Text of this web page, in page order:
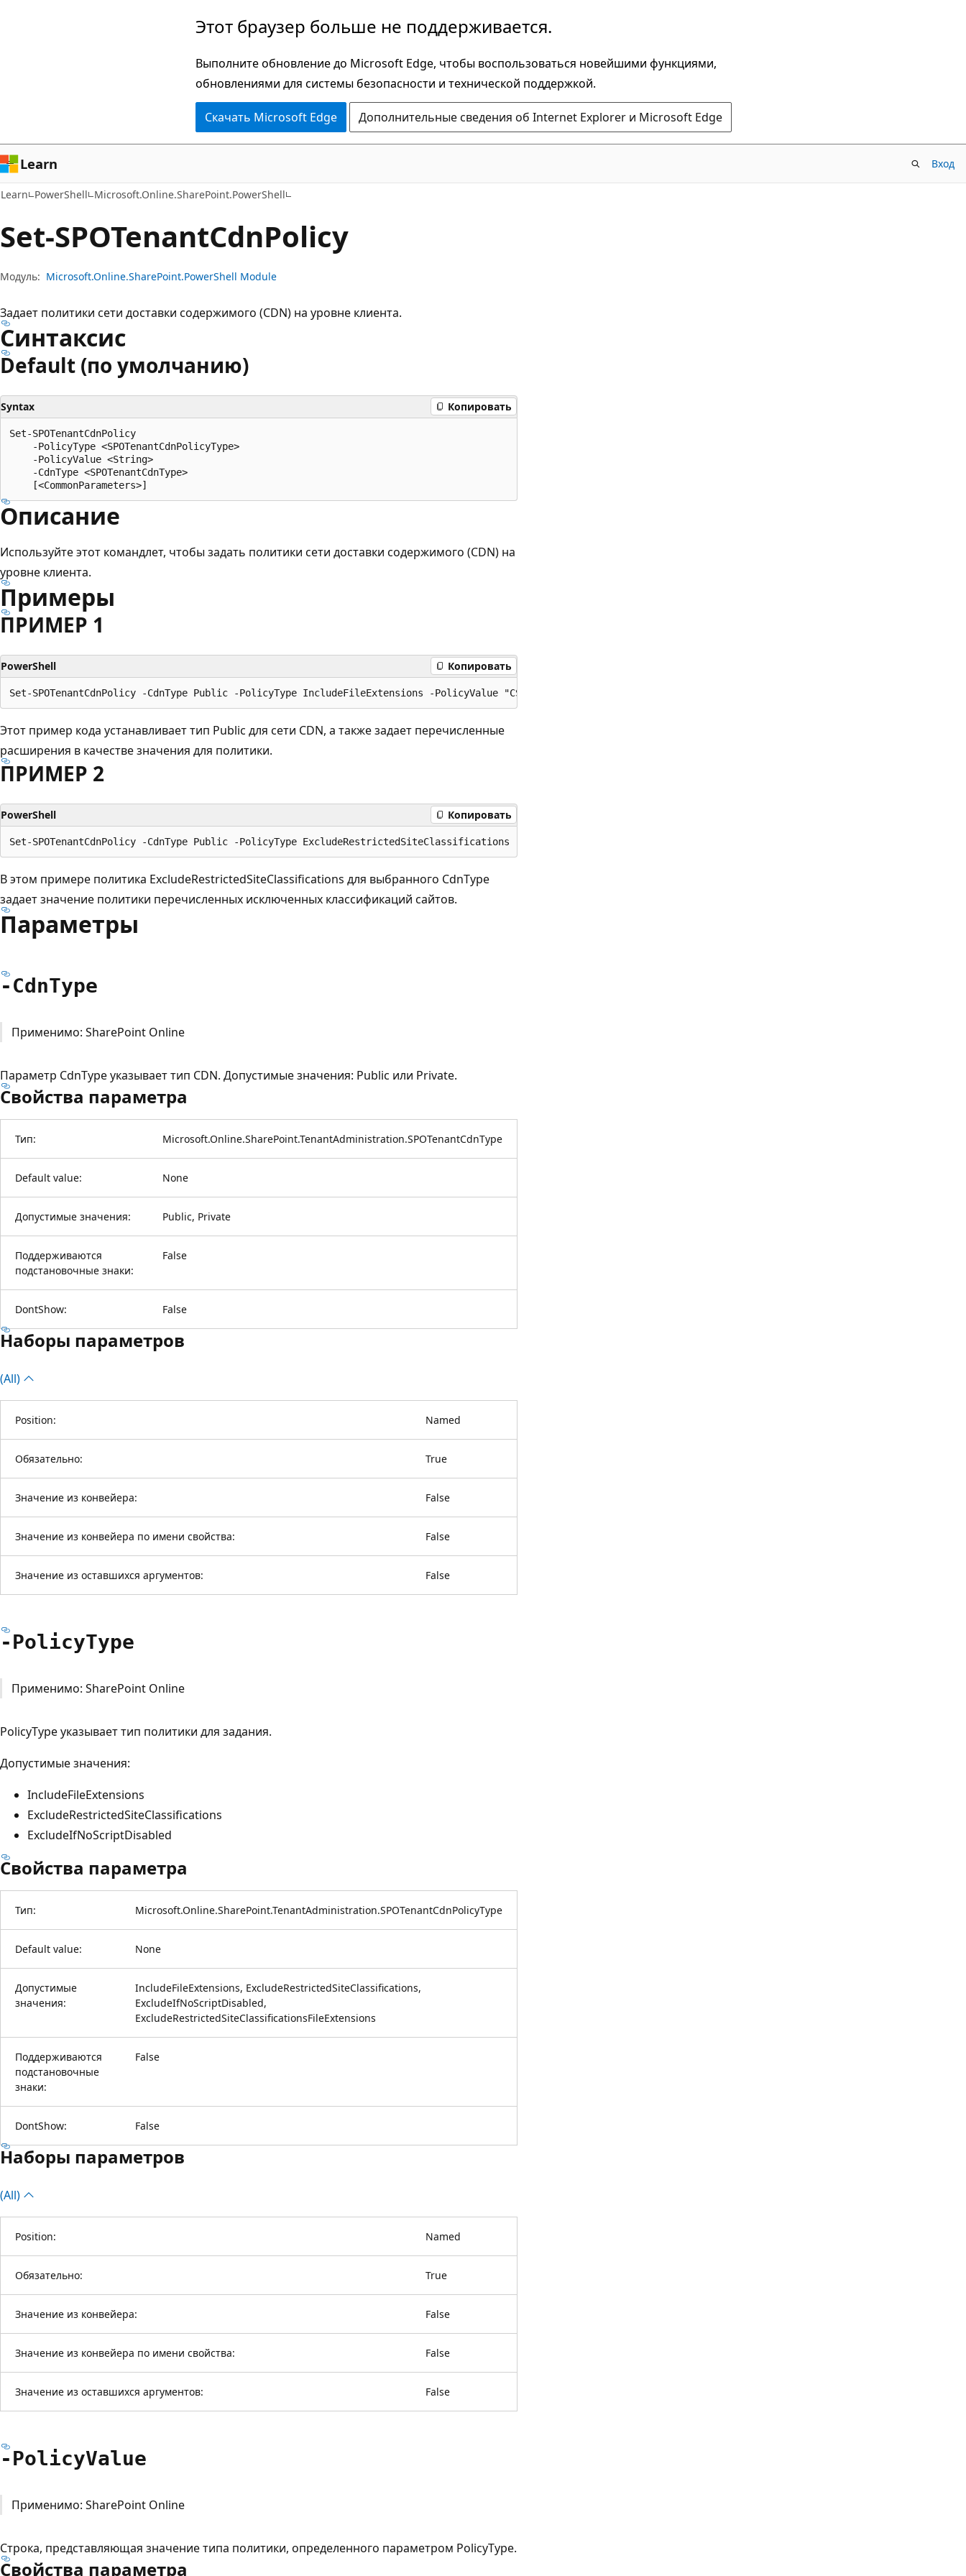
Этот браузер больше не поддерживается.
Выполните обновление до Microsoft Edge, чтобы воспользоваться новейшими функциями,
обновлениями для системы безопасности и технической поддержкой.
Скачать Microsoft Edge Дополнительные сведения об Internet Explorer и Microsoft Edge
Learn Вход
Learn PowerShell Microsoft.Online.SharePoint.PowerShell
Set-SPOTenantCdnPolicy
Модуль: Microsoft.Online.SharePoint.PowerShell Module
Задает политики сети доставки содержимого (CDN) на уровне клиента.
Синтаксис
Default (по умолчанию)
Syntax Копировать
Set-SPOTenantCdnPolicy
    -PolicyType <SPOTenantCdnPolicyType>
    -PolicyValue <String>
    -CdnType <SPOTenantCdnType>
Описание
Используйте этот командлет, чтобы задать политики сети доставки содержимого (CDN) на
уровне клиента.
Примеры
ПРИМЕР 1
PowerShell Копировать
Этот пример кода устанавливает тип Public для сети CDN, а также задает перечисленные
расширения в качестве значения для политики.
ПРИМЕР 2
PowerShell Копировать
В этом примере политика ExcludeRestrictedSiteClassifications для выбранного CdnType
задает значение политики перечисленных исключенных классификаций сайтов.
Параметры
-CdnType
Применимо: SharePoint Online
Параметр CdnType указывает тип CDN. Допустимые значения: Public или Private.
Свойства параметра
Тип: Microsoft.Online.SharePoint.TenantAdministration.SPOTenantCdnType
Default value: None
Допустимые значения: Public, Private
Поддерживаются
подстановочные знаки:
False
DontShow: False
Наборы параметров
(All)
Position: Named
Обязательно: True
Значение из конвейера: False
Значение из конвейера по имени свойства: False
Значение из оставшихся аргументов: False
-PolicyType
Применимо: SharePoint Online
PolicyType указывает тип политики для задания.
Допустимые значения:
IncludeFileExtensions
ExcludeRestrictedSiteClassifications
ExcludeIfNoScriptDisabled
Свойства параметра
Тип: Microsoft.Online.SharePoint.TenantAdministration.SPOTenantCdnPolicyType
Default value: None
Допустимые
значения:
IncludeFileExtensions, ExcludeRestrictedSiteClassifications,
ExcludeIfNoScriptDisabled,
ExcludeRestrictedSiteClassificationsFileExtensions
Поддерживаются
подстановочные
знаки:
False
DontShow: False
Наборы параметров
(All)
Position: Named
Обязательно: True
Значение из конвейера: False
Значение из конвейера по имени свойства: False
Значение из оставшихся аргументов: False
-PolicyValue
Применимо: SharePoint Online
Строка, представляющая значение типа политики, определенного параметром PolicyType.
Свойства параметра